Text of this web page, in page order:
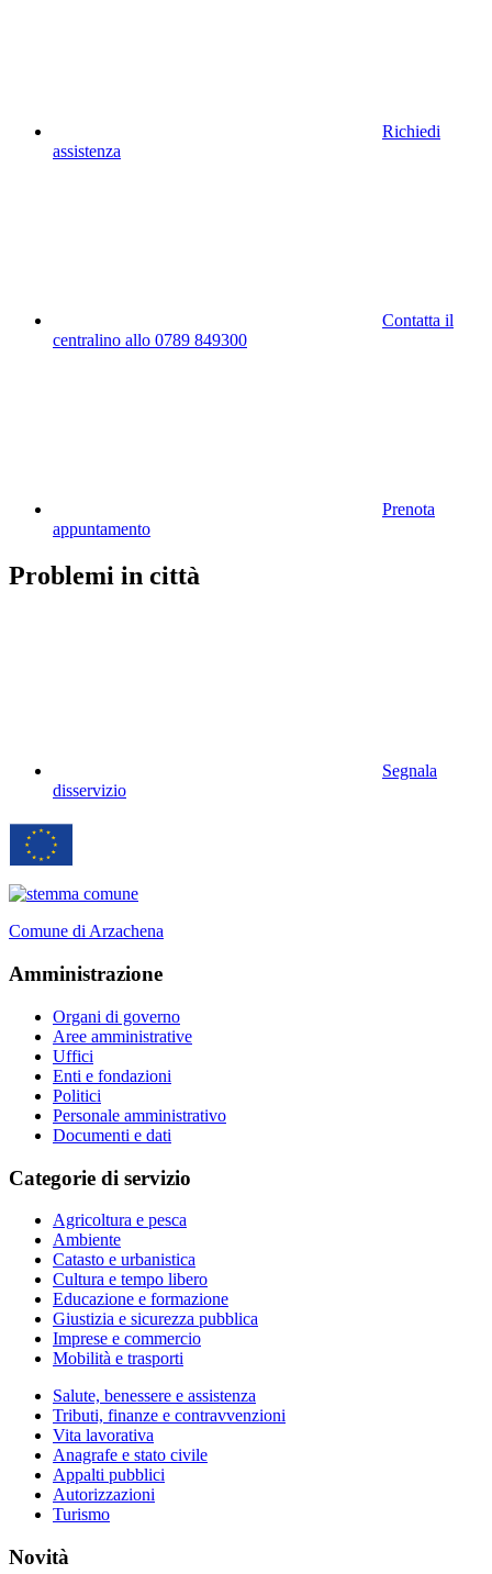
Richiedi
assistenza
Contatta il
centralino allo 0789 849300
Prenota
appuntamento
Problemi in città
Segnala
disservizio
Comune di Arzachena
Amministrazione
Organi di governo
Aree amministrative
Uffici
Enti e fondazioni
Politici
Personale amministrativo
Documenti e dati
Categorie di servizio
Agricoltura e pesca
Ambiente
Catasto e urbanistica
Cultura e tempo libero
Educazione e formazione
Giustizia e sicurezza pubblica
Imprese e commercio
Mobilità e trasporti
Salute, benessere e assistenza
Tributi, finanze e contravvenzioni
Vita lavorativa
Anagrafe e stato civile
Appalti pubblici
Autorizzazioni
Turismo
Novità